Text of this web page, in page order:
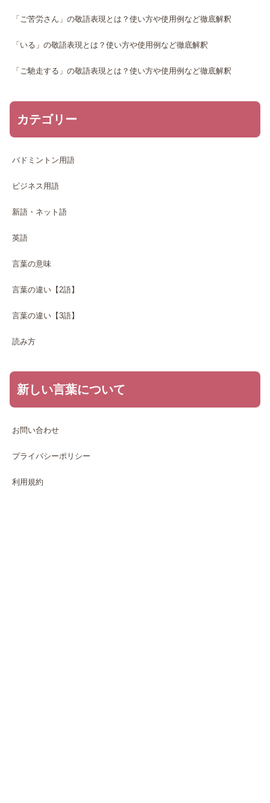
「ご苦労さん」の敬語表現とは？使い方や使用例など徹底解釈
「いる」の敬語表現とは？使い方や使用例など徹底解釈
「ご馳走する」の敬語表現とは？使い方や使用例など徹底解釈
カテゴリー
バドミントン用語
ビジネス用語
新語・ネット語
英語
言葉の意味
言葉の違い【2語】
言葉の違い【3語】
読み方
新しい言葉について
お問い合わせ
プライバシーポリシー
利用規約